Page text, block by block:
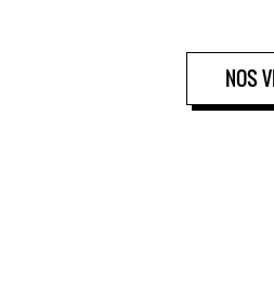
NOS